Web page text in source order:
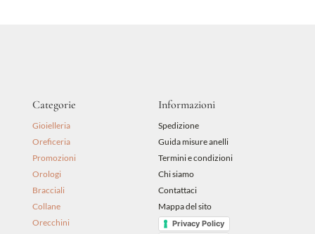
Categorie
Gioielleria
Oreficeria
Promozioni
Orologi
Bracciali
Collane
Orecchini
Informazioni
Spedizione
Guida misure anelli
Termini e condizioni
Chi siamo
Contattaci
Mappa del sito
Privacy Policy